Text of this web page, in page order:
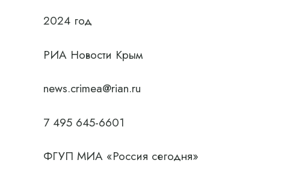
2024 год
РИА Новости Крым
news.crimea@rian.ru
7 495 645-6601
ФГУП МИА «Россия сегодня»